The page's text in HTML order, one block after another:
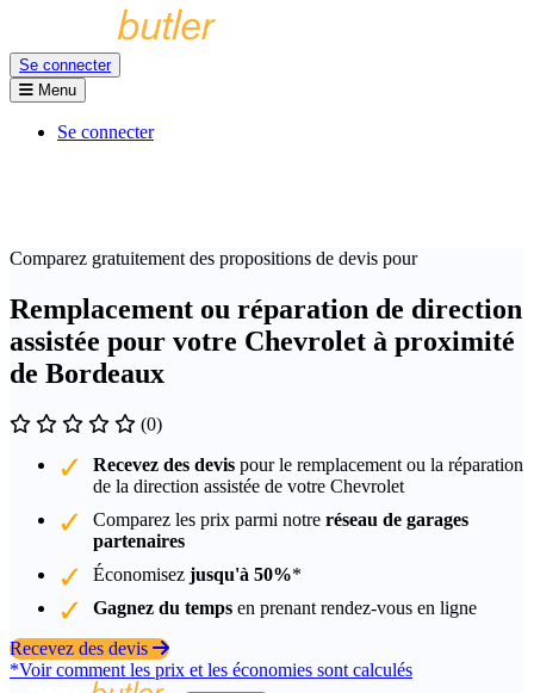
Se connecter
Menu
Se connecter
Comparez gratuitement des propositions de devis pour
Remplacement ou réparation de direction
assistée pour votre Chevrolet à proximité
de Bordeaux
(0)
Recevez des devis pour le remplacement ou la réparation
de la direction assistée de votre Chevrolet
Comparez les prix parmi notre réseau de garages
partenaires
Économisez jusqu'à 50%*
Gagnez du temps en prenant rendez-vous en ligne
Recevez des devis
*Voir comment les prix et les économies sont calculés